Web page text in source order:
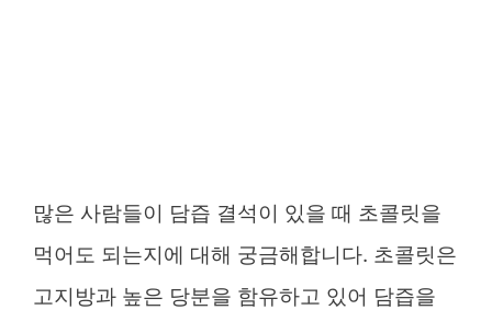
많은 사람들이 담즙 결석이 있을 때 초콜릿을
먹어도 되는지에 대해 궁금해합니다. 초콜릿은
고지방과 높은 당분을 함유하고 있어 담즙을